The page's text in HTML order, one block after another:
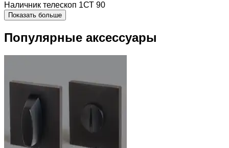
Наличник телескоп 1СТ 90
Показать больше
Популярные аксессуары